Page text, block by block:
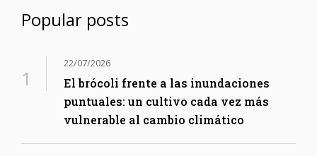
Popular posts
22/07/2026
El brócoli frente a las inundaciones
puntuales: un cultivo cada vez más
vulnerable al cambio climático